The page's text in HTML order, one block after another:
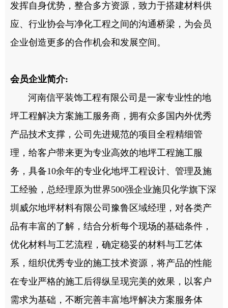
发挥自身优势，整合多方资源，致力于搭建材料供
应、行业协会与净化工程之间的沟通桥梁，为会员
企业创造更多的合作机会和发展空间。
会员企业简介:
河南信平装饰工程有限公司是一家专业性的地
坪工程解决方案施工服务商，拥有众多国内外优秀
产品技术支撑，公司先进规范的项目全程精细管
理，给客户带来更为专业高效的地坪工程施工服
务，具备10余年的专业化地坪工程设计、管理及施
工经验，总经理原为世界500强企业施贝化学旗下深
圳威尔地坪材料有限公司豫鲁区域经理，对各类产
品有丰富的了解，结合分析每个现场的基础条件，
优化材料与工艺流程，确定稳妥的材料与工艺体
系，组织优秀专业的施工技术资源，将产品的性能
在专业严格的施工后得纵呈现完美的效果，以客户
需求为基础，不断完善丰富地坪解决方案服务体